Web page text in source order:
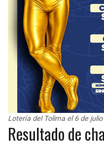
Lotería del Tolima el 6 de julio
Resultado de